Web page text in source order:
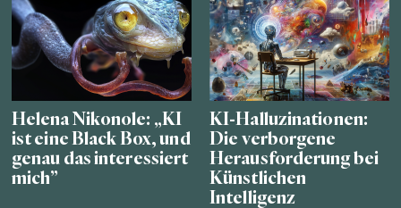
Helena Nikonole: „KI
ist eine Black Box, und
genau das interessiert
mich”
KI-Halluzinationen:
Die verborgene
Herausforderung bei
Künstlichen
Intelligenz